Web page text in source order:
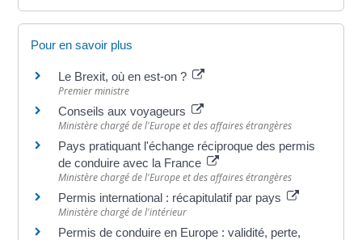
Pour en savoir plus
Le Brexit, où en est-on ?
Premier ministre
Conseils aux voyageurs
Ministère chargé de l'Europe et des affaires étrangères
Pays pratiquant l'échange réciproque des permis
de conduire avec la France
Ministère chargé de l'Europe et des affaires étrangères
Permis international : récapitulatif par pays
Ministère chargé de l'intérieur
Permis de conduire en Europe : validité, perte,